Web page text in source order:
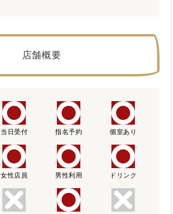
店舗概要
当日受付 指名予約 個室あり
女性店員 男性利用 ドリンク